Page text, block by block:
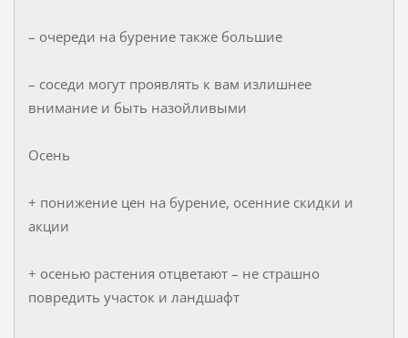
– очереди на бурение также большие
– соседи могут проявлять к вам излишнее
внимание и быть назойливыми
Осень
+ понижение цен на бурение, осенние скидки и
акции
+ осенью растения отцветают – не страшно
повредить участок и ландшафт